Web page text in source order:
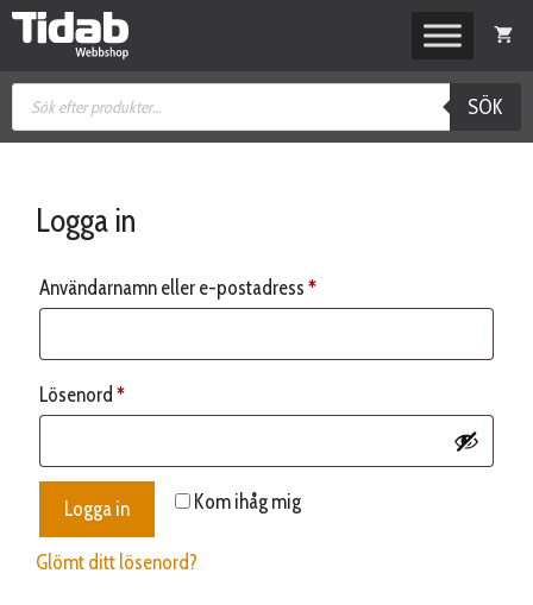
Hoppa
Produktsökning
SÖK
Logga in
Användarnamn eller e-postadress *Obligatoriskt
Lösenord *Obligatoriskt
Kom ihåg mig
Logga in
Glömt ditt lösenord?